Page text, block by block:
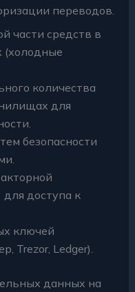
переводов.
части средств в
количества
для
безопасности
доступа к
ключей
Trezor, Ledger).
данных на